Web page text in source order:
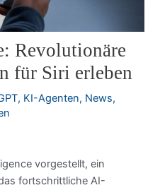
Revolutionäre
für Siri erleben
, KI-Agenten, News,
vorgestellt, ein
fortschrittliche AI-